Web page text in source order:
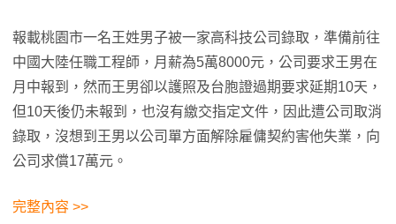
報載桃園市一名王姓男子被一家高科技公司錄取，準備前往
中國大陸任職工程師，月薪為5萬8000元，公司要求王男在
月中報到，然而王男卻以護照及台胞證過期要求延期10天，
但10天後仍未報到，也沒有繳交指定文件，因此遭公司取消
錄取，沒想到王男以公司單方面解除雇傭契約害他失業，向
公司求償17萬元。
完整內容 >>